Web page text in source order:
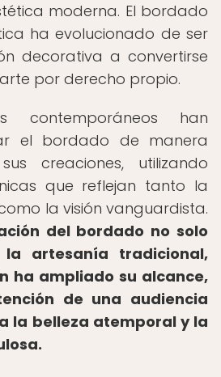
moderna. El bordado
ha evolucionado de ser
decorativa a convertirse
por derecho propio.
contemporáneos han
el bordado de manera
creaciones, utilizando
que reflejan tanto la
la visión vanguardista.
del bordado no solo
artesanía tradicional,
ha ampliado su alcance,
de una audiencia
la belleza atemporal y la